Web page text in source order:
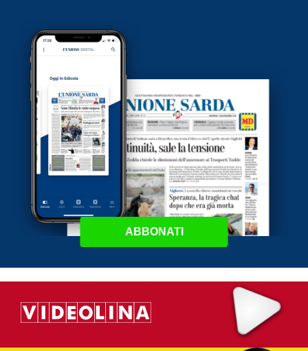
ABBONATI